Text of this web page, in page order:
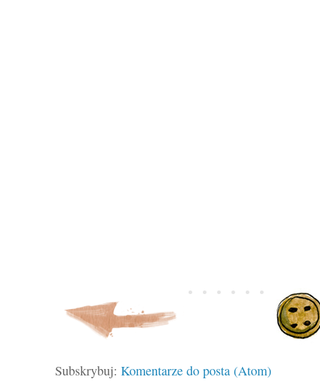
Subskrybuj: Komentarze do posta (Atom)